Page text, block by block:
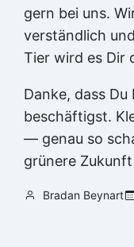
gern bei uns.
verständlich
Tier wird es Dir
Danke, dass
beschäftigst.
— genau so
grünere
Bradan Beynart